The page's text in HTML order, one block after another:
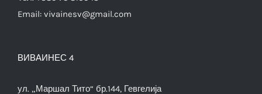
Email: vivainesv@gmail.com
ВИВАИНЕС 4
ул. „Маршал Тито“ бр.144, Гевгелија